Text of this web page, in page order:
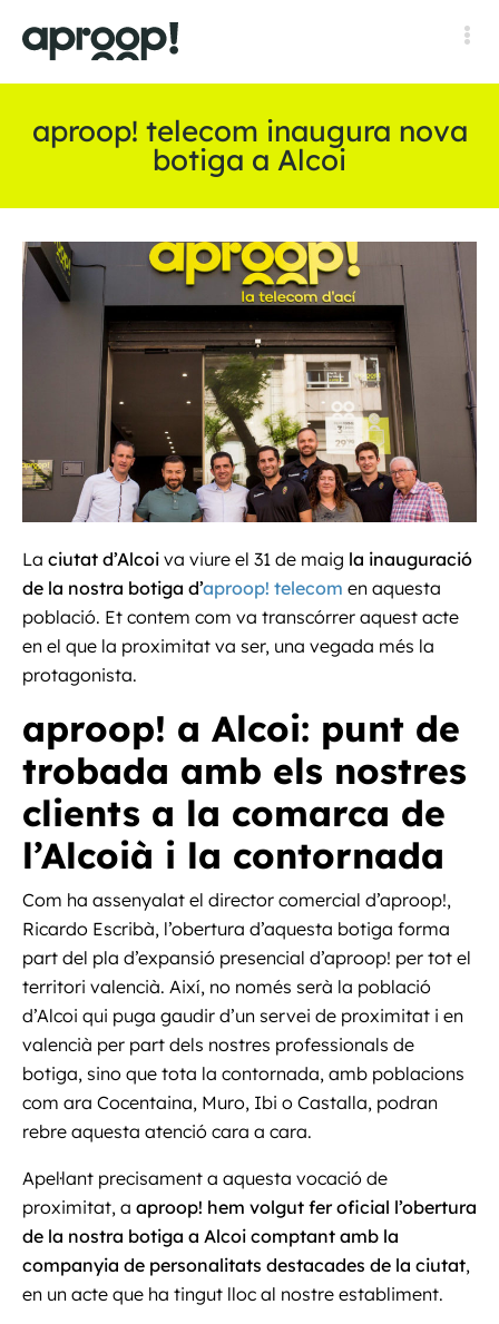
aproop! telecom inaugura nova
botiga a Alcoi
La ciutat d’Alcoi va viure el 31 de maig la inauguració
de la nostra botiga d’aproop! telecom en aquesta
població. Et contem com va transcórrer aquest acte
en el que la proximitat va ser, una vegada més la
protagonista.
aproop! a Alcoi: punt de
trobada amb els nostres
clients a la comarca de
l’Alcoià i la contornada
Com ha assenyalat el director comercial d’aproop!,
Ricardo Escribà, l’obertura d’aquesta botiga forma
part del pla d’expansió presencial d’aproop! per tot el
territori valencià. Així, no només serà la població
d’Alcoi qui puga gaudir d’un servei de proximitat i en
valencià per part dels nostres professionals de
botiga, sino que tota la contornada, amb poblacions
com ara Cocentaina, Muro, Ibi o Castalla, podran
rebre aquesta atenció cara a cara.
Apel·lant precisament a aquesta vocació de
proximitat, a aproop! hem volgut fer oficial l’obertura
de la nostra botiga a Alcoi comptant amb la
companyia de personalitats destacades de la ciutat,
en un acte que ha tingut lloc al nostre establiment.